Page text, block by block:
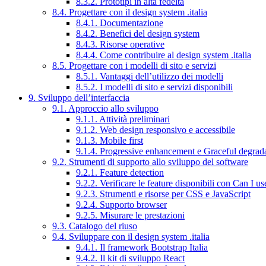
8.4. Progettare con il design system .italia
8.4.1. Documentazione
8.4.2. Benefici del design system
8.4.3. Risorse operative
8.4.4. Come contribuire al design system .italia
8.5. Progettare con i modelli di sito e servizi
8.5.1. Vantaggi dell’utilizzo dei modelli
8.5.2. I modelli di sito e servizi disponibili
9. Sviluppo dell’interfaccia
9.1. Approccio allo sviluppo
9.1.1. Attività preliminari
9.1.2. Web design responsivo e accessibile
9.1.3. Mobile first
9.1.4. Progressive enhancement e Graceful
9.2. Strumenti di supporto allo sviluppo del software
9.2.1. Feature detection
9.2.2. Verificare le feature disponibili con Can I
9.2.3. Strumenti e risorse per CSS e JavaScript
9.2.4. Supporto browser
9.2.5. Misurare le prestazioni
9.3. Catalogo del riuso
9.4. Sviluppare con il design system .italia
9.4.1. Il framework Bootstrap Italia
9.4.2. Il kit di sviluppo React